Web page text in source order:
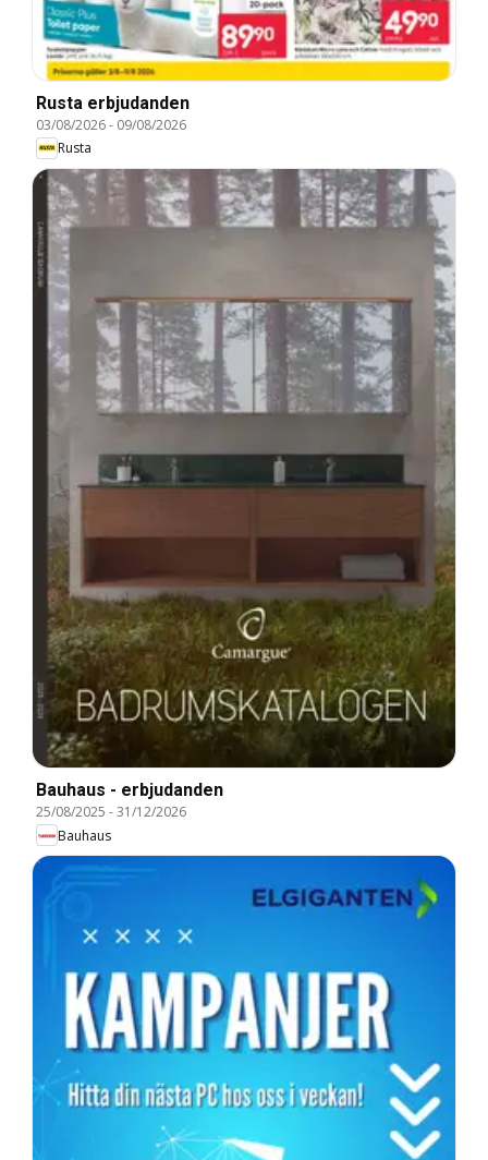
Rusta erbjudanden
03/08/2026- 09/08/2026
Rusta
Bauhaus - erbjudanden
25/08/2025 -31/12/2026
Bauhaus